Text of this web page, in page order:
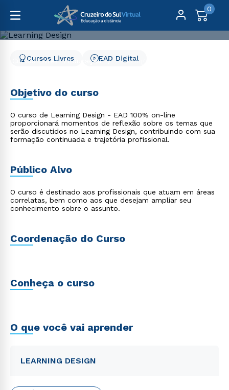
0
Cursos Livres Educação Learning Design
Cursos Livres EAD Digital
Objetivo do curso
O curso de Learning Design - EAD 100% on-line
proporcionará momentos de reflexão sobre os temas que
serão discutidos no Learning Design, contribuindo com sua
formação continuada e trajetória profissional.
Público Alvo
O curso é destinado aos profissionais que atuam em áreas
correlatas, bem como aos que desejam ampliar seu
conhecimento sobre o assunto.
Coordenação do Curso
Conheça o curso
O que você vai aprender
LEARNING DESIGN